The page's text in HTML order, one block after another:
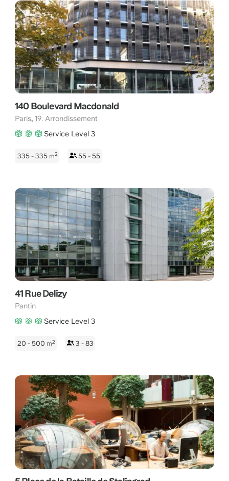
140 Boulevard Macdonald
Paris, 19. Arrondissement
Service Level 3
335 - 335 m2 55 - 55
41 Rue Delizy
Pantin
Service Level 3
20 - 500 m2 3 - 83